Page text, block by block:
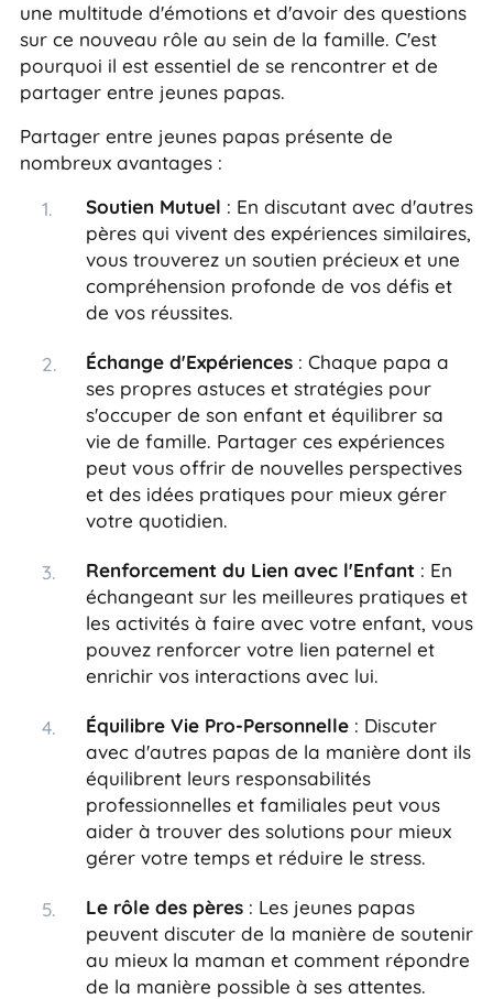
une multitude d'émotions et d'avoir des questions
sur ce nouveau rôle au sein de la famille. C'est
pourquoi il est essentiel de se rencontrer et de
partager entre jeunes papas.
Partager entre jeunes papas présente de
nombreux avantages :
Soutien Mutuel : En discutant avec d'autres
pères qui vivent des expériences similaires,
vous trouverez un soutien précieux et une
compréhension profonde de vos défis et
de vos réussites.
Échange d'Expériences : Chaque papa a
ses propres astuces et stratégies pour
s'occuper de son enfant et équilibrer sa
vie de famille. Partager ces expériences
peut vous offrir de nouvelles perspectives
et des idées pratiques pour mieux gérer
votre quotidien.
Renforcement du Lien avec l'Enfant : En
échangeant sur les meilleures pratiques et
les activités à faire avec votre enfant, vous
pouvez renforcer votre lien paternel et
enrichir vos interactions avec lui.
Équilibre Vie Pro-Personnelle : Discuter
avec d'autres papas de la manière dont ils
équilibrent leurs responsabilités
professionnelles et familiales peut vous
aider à trouver des solutions pour mieux
gérer votre temps et réduire le stress.
Le rôle des pères : Les jeunes papas
peuvent discuter de la manière de soutenir
au mieux la maman et comment répondre
de la manière possible à ses attentes.